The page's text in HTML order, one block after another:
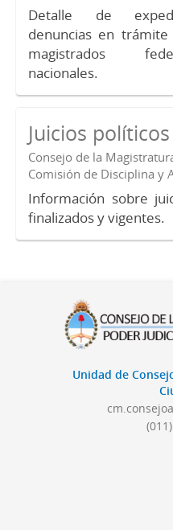
Detalle de
denuncias en trámite
magistrados
nacionales.
Juicios políticos
Consejo de la
Comisión de Disciplina y
Información sobre
finalizados y vigentes.
Unidad de